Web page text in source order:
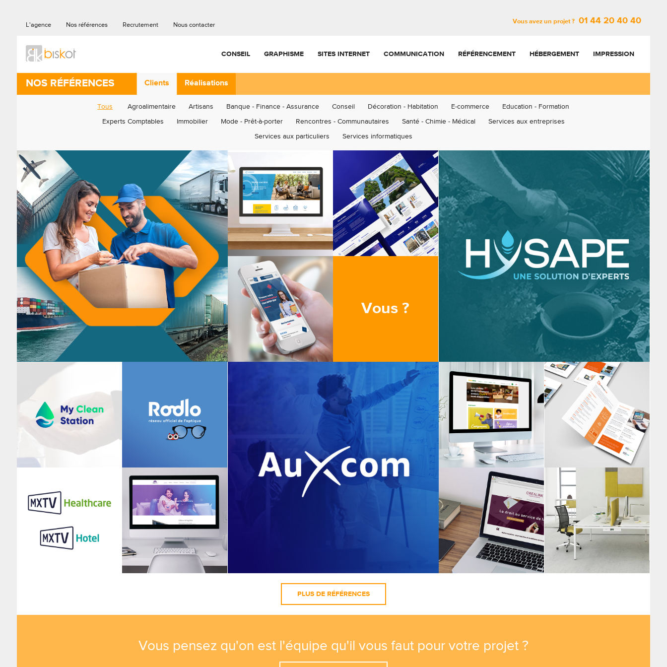
L'agence Nos références Recrutement Nous contacter
Vous avez un projet ? 01 44 20 40 40
CONSEIL GRAPHISME SITES INTERNET COMMUNICATION RÉFÉRENCEMENT HÉBERGEMENT IMPRESSION
NOS RÉFÉRENCES Clients Réalisations
Tous Agroalimentaire Artisans Banque - Finance - Assurance Conseil Décoration - Habitation E-commerce Education - Formation
Experts Comptables Immobilier Mode - Prêt-à-porter Rencontres - Communautaires Santé - Chimie - Médical Services aux entreprises
Services aux particuliers Services informatiques
Vous ?
PLUS DE RÉFÉRENCES
Vous pensez qu'on est l'équipe qu'il vous faut pour votre projet ?